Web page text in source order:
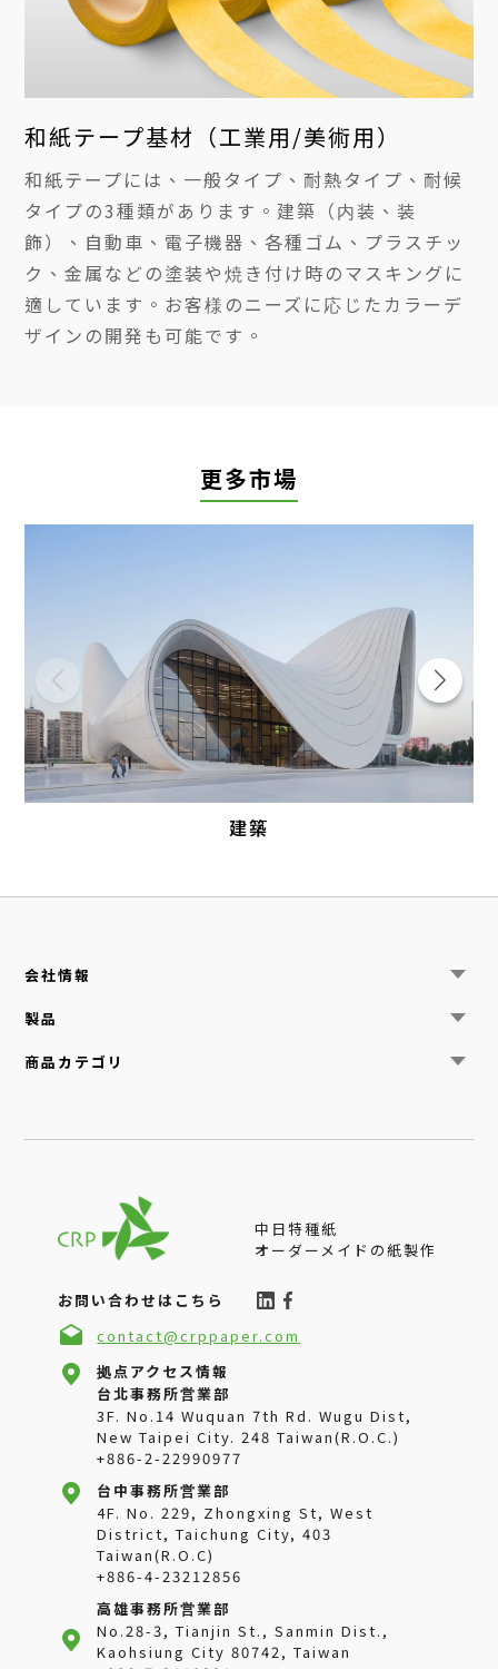
和紙テープ基材（工業用/美術用）
和紙テープには、一般タイプ、耐熱タイプ、耐候
タイプの3種類があります。建築（内装、装
飾）、自動車、電子機器、各種ゴム、プラスチッ
ク、金属などの塗装や焼き付け時のマスキングに
適しています。お客様のニーズに応じたカラーデ
ザインの開発も可能です。
更多市場
建築
中日特種紙
オーダーメイドの紙製作
お問い合わせはこちら
contact@crppaper.com
拠点アクセス情報
台北事務所営業部
3F. No.14 Wuquan 7th Rd. Wugu Dist,
New Taipei City. 248 Taiwan(R.O.C.)
+886-2-22990977
台中事務所営業部
4F. No. 229, Zhongxing St, West
District, Taichung City, 403
Taiwan(R.O.C)
+886-4-23212856
高雄事務所営業部
No.28-3, Tianjin St., Sanmin Dist.,
Kaohsiung City 80742, Taiwan
会社情報
中日特種紙について
お問い合わせ
製品
機能紙
美術用紙
商品カテゴリ
自動車
テキスタイル
グリーン材料